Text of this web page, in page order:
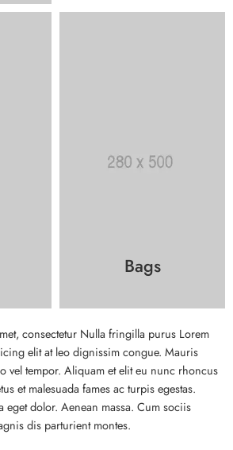
Bags
consectetur Nulla fringilla purus Lorem
elit at leo dignissim congue. Mauris
vel tempor. Aliquam et elit eu nunc rhoncus
et malesuada fames ac turpis egestas.
dolor. Aenean massa. Cum sociis
dis parturient montes.